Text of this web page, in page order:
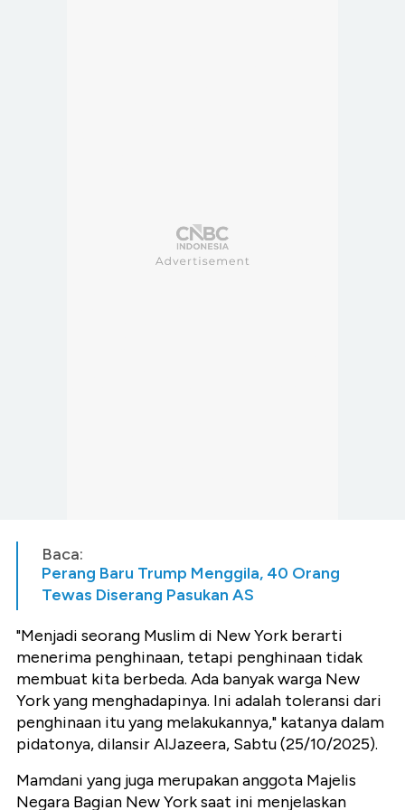
Baca:
Perang Baru Trump Menggila, 40 Orang
Tewas Diserang Pasukan AS
"Menjadi seorang Muslim di New York berarti
menerima penghinaan, tetapi penghinaan tidak
membuat kita berbeda. Ada banyak warga New
York yang menghadapinya. Ini adalah toleransi dari
penghinaan itu yang melakukannya," katanya dalam
pidatonya, dilansir AlJazeera, Sabtu (25/10/2025).
Mamdani yang juga merupakan anggota Majelis
Negara Bagian New York saat ini menjelaskan